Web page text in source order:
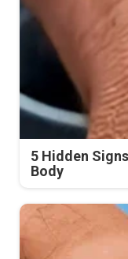
5 Hidden
Body